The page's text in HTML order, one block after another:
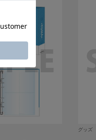
グッズ